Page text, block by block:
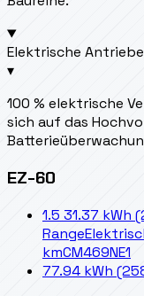
Elektrische Antriebe
▾
100 % elektrische
sich auf das
EZ-60
1.5 31.37 kWh
Range
kmCM469NE1
77.94 kWh